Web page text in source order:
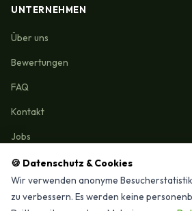
🍪 Datenschutz & Cookies
Wir verwenden anonyme
zu verbessern. Es werden keine
UNTERNEHMEN
Über uns
Bewertungen
FAQ
Kontakt
Jobs
Reinigungmunchen.de © 2026 Alle